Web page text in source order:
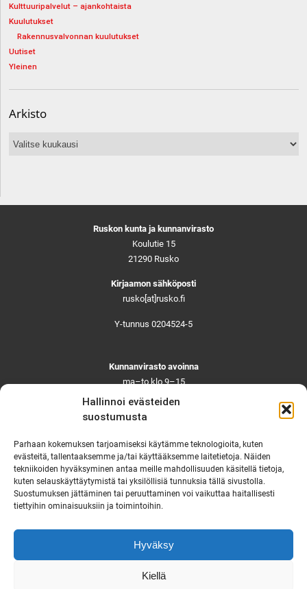
Hallinnoi evästeiden
suostumusta
Parhaan kokemuksen tarjoamiseksi käytämme teknologioita, kuten
evästeitä, tallentaaksemme ja/tai käyttääksemme laitetietoja. Näiden
tekniikoiden hyväksyminen antaa meille mahdollisuuden käsitellä tietoja,
kuten selauskäyttäytymistä tai yksilöllisiä tunnuksia tällä sivustolla.
Suostumuksen jättäminen tai peruuttaminen voi vaikuttaa haitallisesti
tiettyihin ominaisuuksiin ja toimintoihin.
Hyväksy
Kiellä
Kulttuuripalvelut – ajankohtaista
Kuulutukset
Rakennusvalvonnan kuulutukset
Uutiset
Yleinen
Arkisto
Arkisto
Ruskon kunta ja kunnanvirasto
Koulutie 15
21290 Rusko
Kirjaamon sähköposti
rusko[at]rusko.fi
Y-tunnus 0204524-5
Kunnanvirasto avoinna
ma–to klo 9–15
pe ja aattoina klo 9–14
Suljettuna ma–pe klo 11–12
Ruskon yhteystiedot
Virka-ajan ulkopuolella